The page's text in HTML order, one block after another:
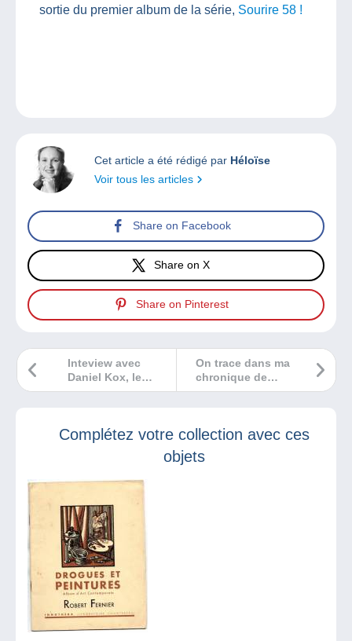
sortie du premier album de la série, Sourire 58 !
Cet article a été rédigé par Héloïse
Voir tous les articles
Share on Facebook
Share on X
Share on Pinterest
On trace dans ma
chronique de
bande dessinée
Inteview avec
Daniel Kox, le
dessinateur de
Complétez votre collection avec ces
objets